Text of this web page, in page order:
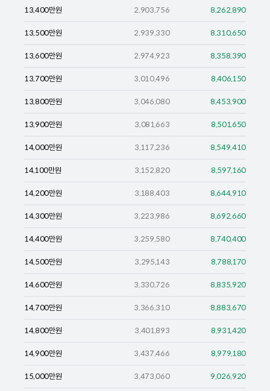
13,400만원 2,903,756 8,262,890
13,500만원 2,939,330 8,310,650
13,600만원 2,974,923 8,358,390
13,700만원 3,010,496 8,406,150
13,800만원 3,046,080 8,453,900
13,900만원 3,081,663 8,501,650
14,000만원 3,117,236 8,549,410
14,100만원 3,152,820 8,597,160
14,200만원 3,188,403 8,644,910
14,300만원 3,223,986 8,692,660
14,400만원 3,259,580 8,740,400
14,500만원 3,295,143 8,788,170
14,600만원 3,330,726 8,835,920
14,700만원 3,366,310 8,883,670
14,800만원 3,401,893 8,931,420
14,900만원 3,437,466 8,979,180
15,000만원 3,473,060 9,026,920